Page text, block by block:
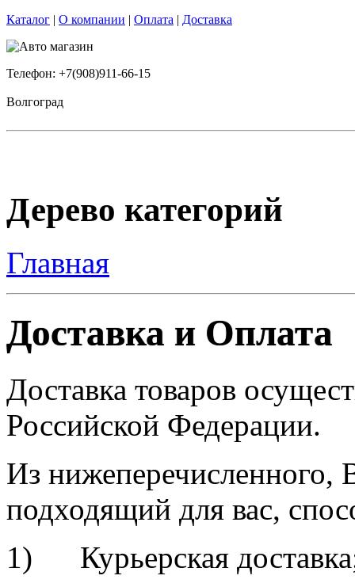
Каталог | О компании | Оплата | Доставка
Телефон: +7(908)911-66-15
Волгоград
Дерево категорий
Главная
Доставка и Оплата
Доставка товаров
Российской Федерации.
Из
подходящий для вас,
1) Курьерская